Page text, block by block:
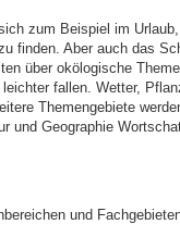
zum Beispiel im
finden. Aber auch das
über okölogische
fallen. Wetter,
Themengebiete
und Geographie
und